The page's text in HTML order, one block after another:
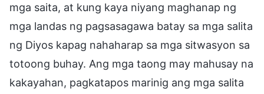
mga saita, at kung kaya niyang maghanap ng
mga landas ng pagsasagawa batay sa mga salita
ng Diyos kapag nahaharap sa mga sitwasyon sa
totoong buhay. Ang mga taong may mahusay na
kakayahan, pagkatapos marinig ang mga salita